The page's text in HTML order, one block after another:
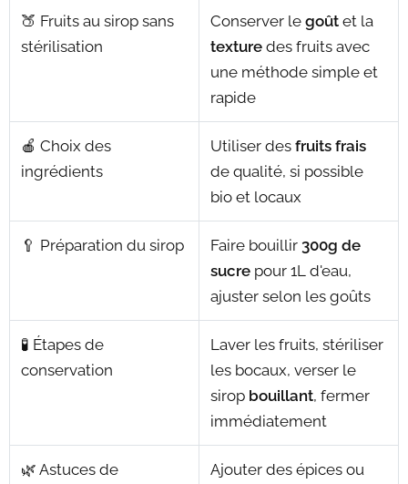
🍑 Fruits au sirop sans
stérilisation
Conserver le goût et la
texture des fruits avec
une méthode simple et
rapide
🍎 Choix des
ingrédients
Utiliser des fruits frais
de qualité, si possible
bio et locaux
🥄 Préparation du sirop Faire bouillir 300g de
sucre pour 1L d'eau,
ajuster selon les goûts
🧪 Étapes de
conservation
Laver les fruits, stériliser
les bocaux, verser le
sirop bouillant, fermer
immédiatement
🌿 Astuces de
Ajouter des épices ou